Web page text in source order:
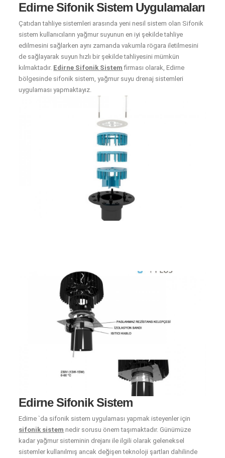
Edirne Sifonik Sistem Uygulamaları
Çatıdan tahliye sistemleri arasında yeni nesil sistem olan Sifonik
sistem kullanıcıların yağmur suyunun en iyi şekilde tahliye
edilmesini sağlarken aynı zamanda vakumla rögara iletilmesini
de sağlayarak suyun hızlı bir şekilde tahliyesini mümkün
kılmaktadır. Edirne Sifonik Sistem firması olarak, Edirne
bölgesinde sifonik sistem, yağmur suyu drenaj sistemleri
uygulaması yapmaktayız.
Edirne Sifonik Sistem
Edirne `da sifonik sistem uygulaması yapmak isteyenler için
sifonik sistem nedir sorusu önem taşımaktadır. Günümüze
kadar yağmur sisteminin drejanı ile ilgili olarak geleneksel
sistemler kullanılmış ancak değişen teknoloji şartları dahilinde